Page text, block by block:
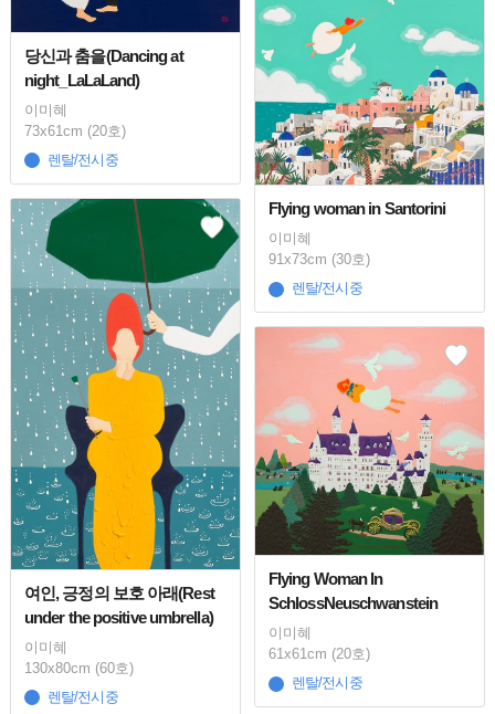
당신과 춤을(Dancing at
night_LaLaLand)
이미혜
73x61cm (20호)
렌탈/전시중
Flying woman in Santorini
이미혜
91x73cm (30호)
렌탈/전시중
여인, 긍정의 보호 아래(Rest
under the positive umbrella)
이미혜
130x80cm (60호)
렌탈/전시중
Flying Woman In
SchlossNeuschwanstein
이미혜
61x61cm (20호)
렌탈/전시중